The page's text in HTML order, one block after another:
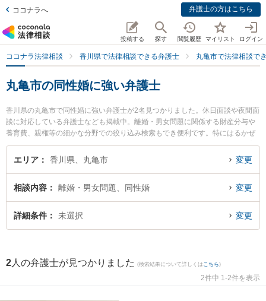
ココナラへ 弁護士の方はこちら
投稿する 探す 閲覧履歴 マイリスト ログイン
ココナラ法律相談 香川県で法律相談できる弁護士 丸亀市で法律相談で
丸亀市の同性婚に強い弁護士
香川県の丸亀市で同性婚に強い弁護士が2名見つかりました。休日面談や夜間面
談に対応している弁護士なども掲載中。離婚・男女問題に関係する財産分与や
養育費、親権等の細かな分野での絞り込み検索もでき便利です。特にはるかぜ
法律事務所の柳浦 清文弁護士や丸亀みらい法律事務所の久保田 仁弁護士のプロ
フィール情報や弁護士費用、強みなどが注目されています。『丸亀市で土日や
婚を法律相談できる丸亀市内の弁護士に相談予約したい』などでお困りの相談
者さんにおすすめです。
エリア 香川県、丸亀市 変更
相談内容 離婚・男女問題、同性婚 変更
詳細条件 未選択 変更
2 人の弁護士が見つかりました (検索結果について詳しくは こちら)
2件中 1-2件を表示